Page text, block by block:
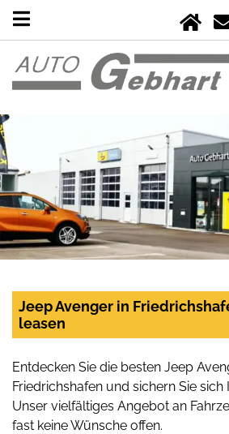
Jeep Avenger in
leasen
Entdecken Sie die besten Jeep
Friedrichshafen und sichern Sie
Unser vielfältiges Angebot an
fast keine Wünsche offen.